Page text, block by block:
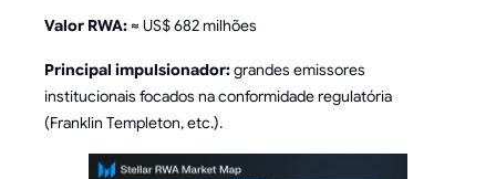
Valor RWA:≈ US$ 682 milhões
Principal impulsionador:grandes emissores
institucionais focados na conformidade regulatória
(Franklin Templeton, etc.).